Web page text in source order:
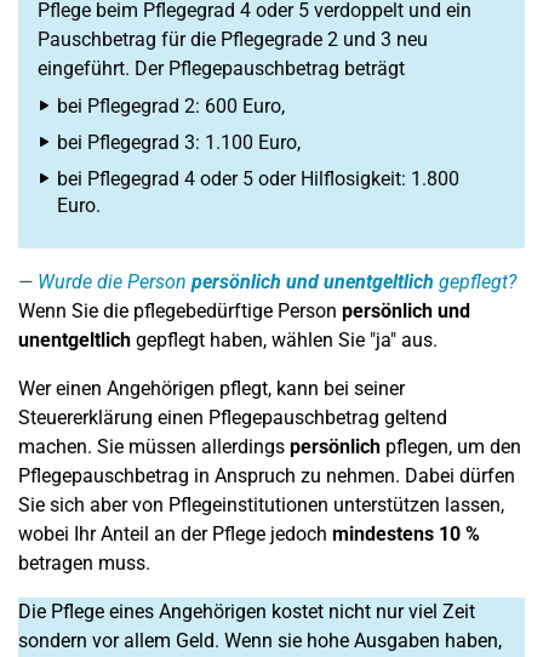
Pflege beim Pflegegrad 4 oder 5 verdoppelt und ein
Pauschbetrag für die Pflegegrade 2 und 3 neu
eingeführt. Der Pflegepauschbetrag beträgt
bei Pflegegrad 2: 600 Euro,
bei Pflegegrad 3: 1.100 Euro,
bei Pflegegrad 4 oder 5 oder Hilflosigkeit: 1.800
Euro.
Wurde die Person persönlich und unentgeltlich gepflegt?
Wenn Sie die pflegebedürftige Person persönlich und
unentgeltlich gepflegt haben, wählen Sie "ja" aus.
Wer einen Angehörigen pflegt, kann bei seiner
Steuererklärung einen Pflegepauschbetrag geltend
machen. Sie müssen allerdings persönlich pflegen, um den
Pflegepauschbetrag in Anspruch zu nehmen. Dabei dürfen
Sie sich aber von Pflegeinstitutionen unterstützen lassen,
wobei Ihr Anteil an der Pflege jedoch mindestens 10 %
betragen muss.
Die Pflege eines Angehörigen kostet nicht nur viel Zeit
sondern vor allem Geld. Wenn sie hohe Ausgaben haben,